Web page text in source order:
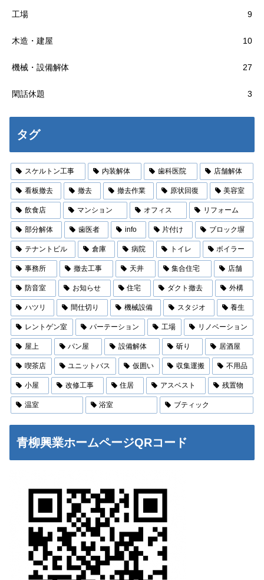
工場 9
木造・建屋 10
機械・設備解体 27
閑話休題 3
タグ
スケルトン工事 内装解体 歯科医院 店舗解体
看板撤去 撤去 撤去作業 原状回復 美容室
飲食店 マンション オフィス リフォーム
部分解体 歯医者 info 片付け ブロック塀
テナントビル 倉庫 病院 トイレ ボイラー
事務所 撤去工事 天井 集合住宅 店舗
防音室 お知らせ 住宅 ダクト撤去 外構
ハツリ 間仕切り 機械設備 スタジオ 養生
レントゲン室 パーテーション 工場 リノベーション
屋上 パン屋 設備解体 斫り 居酒屋
喫茶店 ユニットバス 仮囲い 収集運搬 不用品
小屋 改修工事 住居 アスベスト 残置物
温室 浴室 ブティック
青柳興業ホームページQRコード